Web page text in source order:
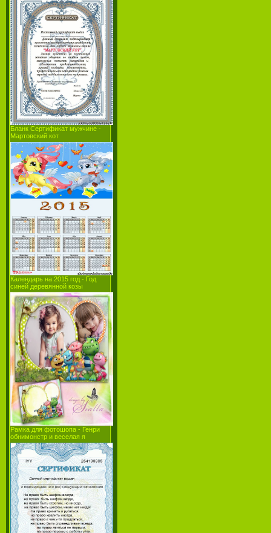
Бланк Сертификат мужчине -
Мартовский кот
Календарь на 2015 год - Год
синей деревянной козы
Рамка для фотошопа - Генри
обнимонстр и веселая я